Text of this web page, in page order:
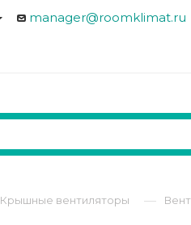
manager@roomklimat.ru
Крышные вентиляторы —